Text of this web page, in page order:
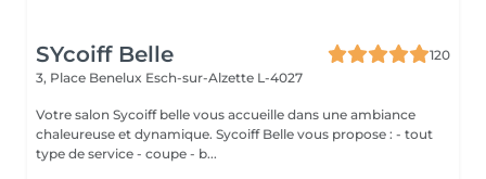
SYcoiff Belle
120
3, Place Benelux Esch-sur-Alzette L-4027
Votre salon Sycoiff belle vous accueille dans une ambiance
chaleureuse et dynamique. Sycoiff Belle vous propose : - tout
type de service - coupe - b...